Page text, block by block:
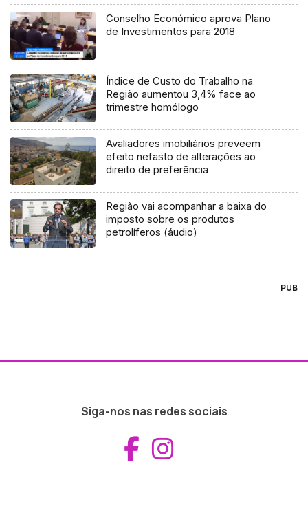
Conselho Económico aprova Plano
de Investimentos para 2018
Índice de Custo do Trabalho na
Região aumentou 3,4% face ao
trimestre homólogo
Avaliadores imobiliários preveem
efeito nefasto de alterações ao
direito de preferência
Região vai acompanhar a baixa do
imposto sobre os produtos
petrolíferos (áudio)
PUB
Siga-nos nas redes sociais
Aceder ao